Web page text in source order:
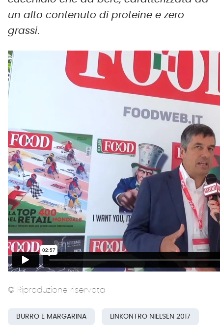
un alto contenuto di proteine e zero
grassi.
© Riproduzione riservata
BURRO E MARGARINA LINKONTRO NIELSEN 2017